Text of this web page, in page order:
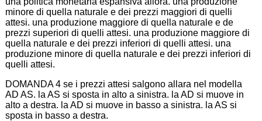
minore di quella naturale e dei prezzi maggiori di quelli
attesi. una produzione maggiore di quella naturale e de
prezzi superiori di quelli attesi. una produzione maggiore di
quella naturale e dei prezzi inferiori di quelli attesi. una
produzione minore di quella naturale e dei prezzi inferiori di
quelli attesi.
DOMANDA 4 se i prezzi attesi salgono allara nel modella
AD AS. la AS si sposta in alto a sinistra. la AD si muove in
alto a destra. la AD si muove in basso a sinistra. la AS si
sposta in basso a destra.